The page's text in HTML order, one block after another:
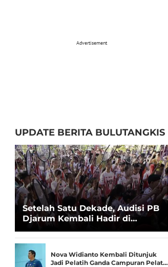
Advertisement
UPDATE BERITA BULUTANGKIS
Setelah Satu Dekade, Audisi PB
Djarum Kembali Hadir di
Talenta Super
Nova Widianto Kembali Ditunjuk
Jadi Pelatih Ganda Campuran Pelat…